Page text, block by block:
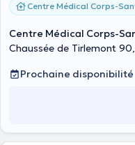
Centre Médical Corps-
Centre Médical Corps-
Chaussée de Tirlemont
Prochaine disponibilité